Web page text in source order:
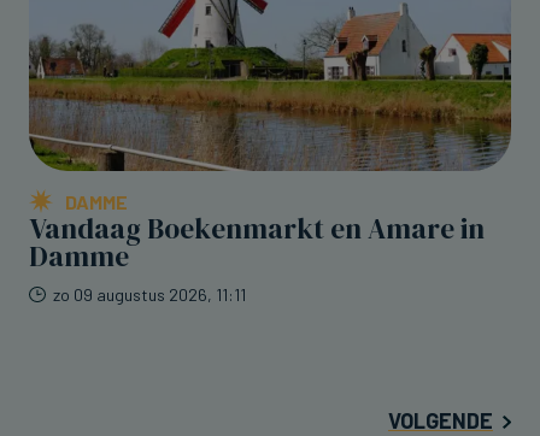
DAMME
Vandaag Boekenmarkt en Amare in
Damme
zo 09 augustus 2026, 11:11
VOLGENDE